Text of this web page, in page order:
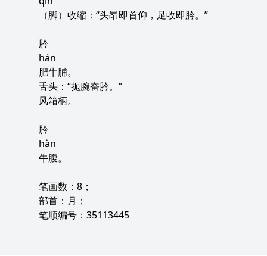
（脚）收缩：“头昂即首仰，足收即肣。”
肣
hán
肥牛脯。
舌头：“扼腕奋肣。”
风箱柄。
肣
hàn
牛腹。
笔画数：8；
部首：月；
笔顺编号：35113445